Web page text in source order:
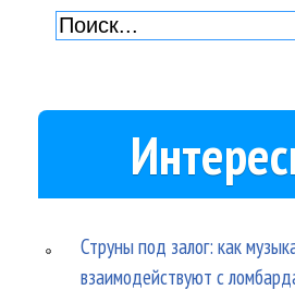
Струны под залог: как
взаимодействуют с